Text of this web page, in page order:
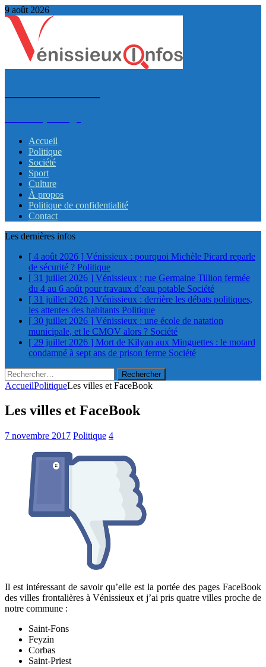
9 août 2026
Accueil
Politique
Société
Sport
Culture
À propos
Politique de confidentialité
Contact
Les dernières infos
[ 4 août 2026 ] Vénissieux : pourquoi Michèle Picard reparle
de sécurité ? Politique
[ 31 juillet 2026 ] Vénissieux : rue Germaine Tillion fermée
du 4 au 6 août pour travaux d’eau potable Société
[ 31 juillet 2026 ] Vénissieux : derrière les débats politiques,
les attentes des habitants Politique
[ 30 juillet 2026 ] Vénissieux : une école de natation
municipale, et le CMOV alors ? Société
[ 29 juillet 2026 ] Mort de Kilyan aux Minguettes : le motard
condamné à sept ans de prison ferme Société
Rechercher :
AccueilPolitiqueLes villes et FaceBook
Les villes et FaceBook
7 novembre 2017 Politique 4
Il est intéressant de savoir qu’elle est la portée des pages FaceBook
des villes frontalières à Vénissieux et j’ai pris quatre villes proche de
notre commune :
Saint-Fons
Feyzin
Corbas
Saint-Priest